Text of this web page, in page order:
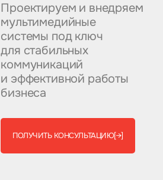
Проектируем и внедряем
мультимедийные
системы под ключ
для стабильных
коммуникаций
и эффективной работы
бизнеса
ПОЛУЧИТЬ КОНСУЛЬТАЦИЮ[→]